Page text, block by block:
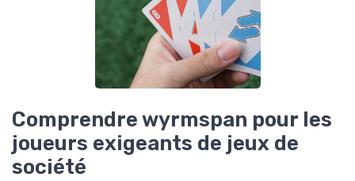
Comprendre wyrmspan pour les
joueurs exigeants de jeux de
société